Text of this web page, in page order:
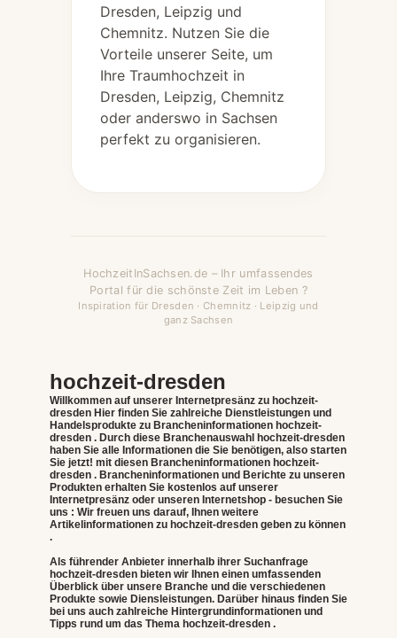
Dresden, Leipzig und
Chemnitz. Nutzen Sie die
Vorteile unserer Seite, um
Ihre Traumhochzeit in
Dresden, Leipzig, Chemnitz
oder anderswo in Sachsen
perfekt zu organisieren.
HochzeitInSachsen.de – Ihr umfassendes
Portal für die schönste Zeit im Leben ?
Inspiration für Dresden · Chemnitz · Leipzig und
ganz Sachsen
hochzeit-dresden
Willkommen auf unserer Internetpresänz zu hochzeit-
dresden Hier finden Sie zahlreiche Dienstleistungen und
Handelsprodukte zu Brancheninformationen hochzeit-
dresden . Durch diese Branchenauswahl hochzeit-dresden
haben Sie alle Informationen die Sie benötigen, also starten
Sie jetzt! mit diesen Brancheninformationen hochzeit-
dresden . Brancheninformationen und Berichte zu unseren
Produkten erhalten Sie kostenlos auf unserer
Internetpresänz oder unseren Internetshop - besuchen Sie
uns : Wir freuen uns darauf, Ihnen weitere
Artikelinformationen zu hochzeit-dresden geben zu können
.
Als führender Anbieter innerhalb ihrer Suchanfrage
hochzeit-dresden bieten wir Ihnen einen umfassenden
Überblick über unsere Branche und die verschiedenen
Produkte sowie Diensleistungen. Darüber hinaus finden Sie
bei uns auch zahlreiche Hintergrundinformationen und
Tipps rund um das Thema hochzeit-dresden .